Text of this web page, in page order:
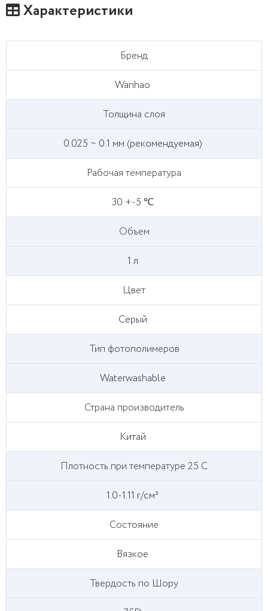
Характеристики
Бренд
Wanhao
Толщина слоя
0.025 ~ 0.1 мм (рекомендуемая)
Рабочая температура
30 +-5 ℃
Объем
1 л
Цвет
Серый
Тип фотополимеров
Waterwashable
Страна производитель
Китай
Плотность при температуре 25 C
1.0-1.11 г/см³
Состояние
Вязкое
Твердость по Шору